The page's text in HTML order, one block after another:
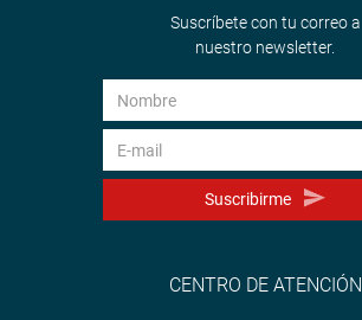
Suscríbete con tu correo a
nuestro newsletter.
Suscribirme
CENTRO DE ATENCIÓN